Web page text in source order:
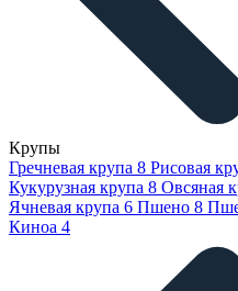
Крупы
Гречневая крупа 8 Рисовая
Кукурузная крупа 8 Овсяная
Ячневая крупа 6 Пшено 8
Киноа 4